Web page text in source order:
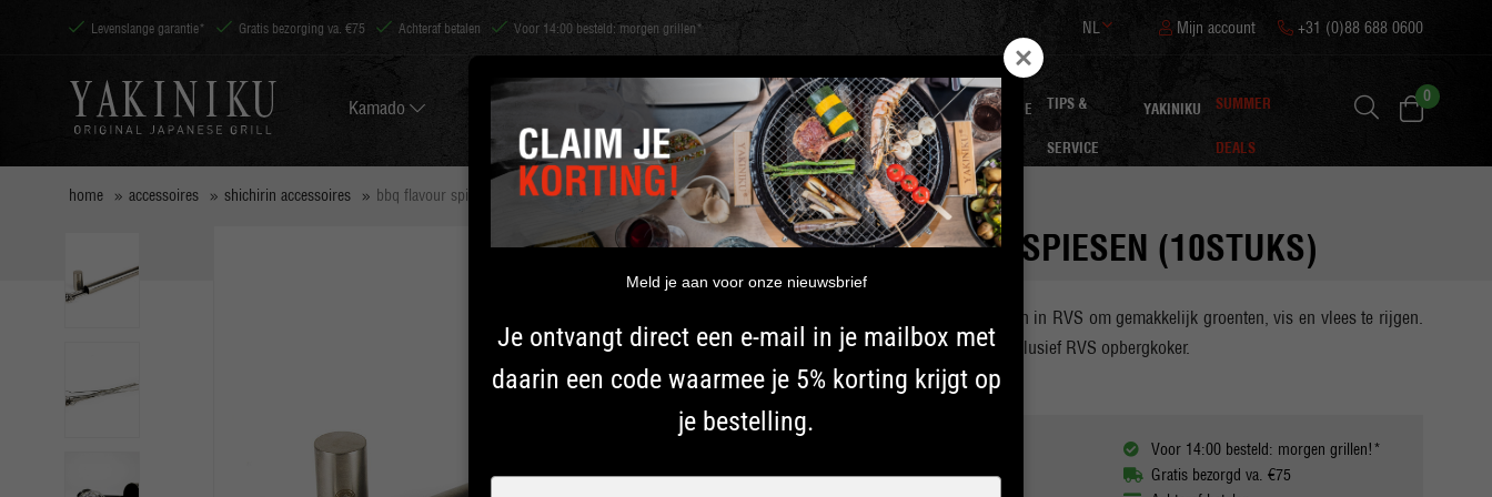
Levenslange garantie* Gratis bezorging va. €75 Achteraf betalen Voor 14:00 besteld: morgen grillen* +31 (0)88 688 0600
Mijn account
NL
Kamado ACCESSOIRES HOUTSKOOL &
ROOKHOUT
KRUIDEN INSPIRATIE TIPS &
SERVICE
YAKINIKU SUMMER
DEALS
0
home accessoires shichirin accessoires bbq flavour spiesen (10stuks)
BBQ FLAVOUR SPIESEN (10STUKS)
Gebruik de BBQ Flavour spiesen in RVS om gemakkelijk groenten, vis en vlees te rijgen.
Je ontvangt 10 vleesnaalden inclusief RVS opbergkoker.
Meer informatie
Voor 14:00 besteld: morgen grillen!*
Gratis bezorgd va. €75
Meld je aan voor onze nieuwsbrief
Je ontvangt direct een e-mail in je mailbox met
daarin een code waarmee je 5% korting krijgt op
je bestelling.